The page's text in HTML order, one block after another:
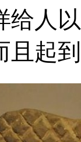
给人
且起